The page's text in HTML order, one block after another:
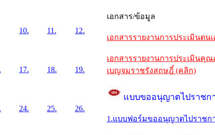
10. 11. 12.
17. 18. 19.
24. 25. 26.
เอกสาร/ข้อมูล
เอกสารรายงานการประเมินตน
เอกสารรายงานการประเมินคุ
เบญจมราชรังสฤษฎิ์ (คลิก)
แบบขออนุญาตไปราชก
1.แบบฟอร์มขออนุญาตไปราชก